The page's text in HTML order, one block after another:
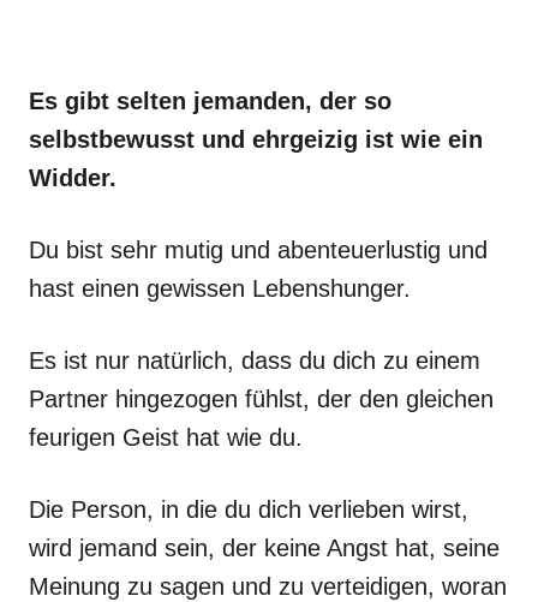
Es gibt selten jemanden, der so
selbstbewusst und ehrgeizig ist wie ein
Widder.
Du bist sehr mutig und abenteuerlustig und
hast einen gewissen Lebenshunger.
Es ist nur natürlich, dass du dich zu einem
Partner hingezogen fühlst, der den gleichen
feurigen Geist hat wie du.
Die Person, in die du dich verlieben wirst,
wird jemand sein, der keine Angst hat, seine
Meinung zu sagen und zu verteidigen, woran